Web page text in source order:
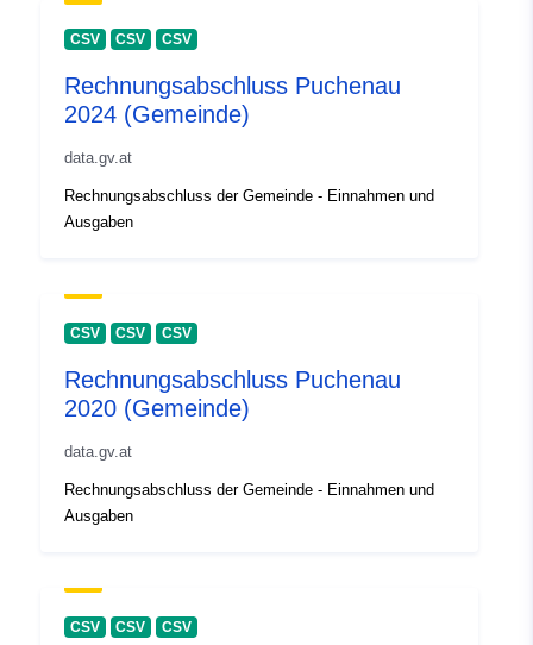
CSV CSV CSV
Rechnungsabschluss Puchenau
2024 (Gemeinde)
data.gv.at
Rechnungsabschluss der Gemeinde - Einnahmen und
Ausgaben
CSV CSV CSV
Rechnungsabschluss Puchenau
2020 (Gemeinde)
data.gv.at
Rechnungsabschluss der Gemeinde - Einnahmen und
Ausgaben
CSV CSV CSV